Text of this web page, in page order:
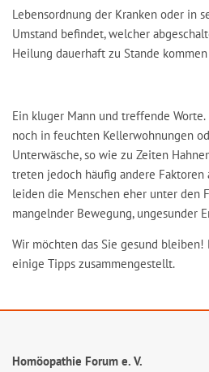
Lebensordnung der Kranken oder in
Umstand befindet, welcher
Heilung dauerhaft zu Stande kommen
Ein kluger Mann und treffende
noch in feuchten Kellerwohnungen
Unterwäsche, so wie zu Zeiten
treten jedoch häufig andere Faktoren
leiden die Menschen eher unter den
mangelnder Bewegung, ungesunder
Wir möchten das Sie gesund
einige Tipps zusammengestellt.
Homöopathie Forum e. V.